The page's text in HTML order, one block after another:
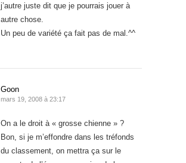
j’autre juste dit que je pourrais jouer à
autre chose.
Un peu de variété ça fait pas de mal.^^
Goon
mars 19, 2008 à 23:17
On a le droit à « grosse chienne » ?
Bon, si je m’effondre dans les tréfonds
du classement, on mettra ça sur le